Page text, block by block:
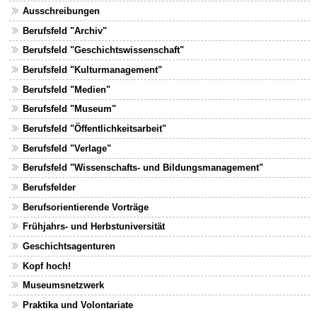
Ausschreibungen
Berufsfeld "Archiv"
Berufsfeld "Geschichtswissenschaft"
Berufsfeld "Kulturmanagement"
Berufsfeld "Medien"
Berufsfeld "Museum"
Berufsfeld "Öffentlichkeitsarbeit"
Berufsfeld "Verlage"
Berufsfeld "Wissenschafts- und Bildungsmanagement"
Berufsfelder
Berufsorientierende Vorträge
Frühjahrs- und Herbstuniversität
Geschichtsagenturen
Kopf hoch!
Museumsnetzwerk
Praktika und Volontariate